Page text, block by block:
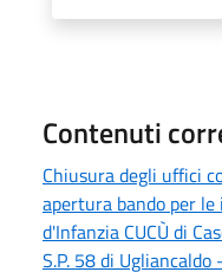
Contenuti
Chiusura degli uffici
apertura bando per
d'Infanzia CUCÙ di
S.P. 58 di